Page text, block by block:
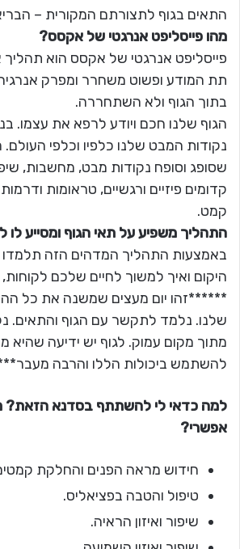
התאים בגוף לתצורתם המקורית –
מהו פייסליפט אנרגטי של אקסס?
פייסליפט אנרגטי של אקסס הוא
תת המודע ופשוט משחרר ומפרק
בתוך הגוף ולא השתחררה.
הגוף שלנו חכם ויודע לרפא את עצמו.
נקודות המבט שלנו כלפיו וכלפי העולם.
שסופג וסופח נקודות מבט, מחשבות,
קדומים פיזיים ורגשיים, טראומות
קמט.
התהליך משפיע על תאי הגוף ומסייע
באמצעות התהליך המדהים הזה
היקום ואיך למשוך לחיים שלכם לקוחות,
******זהו יום מעצים שמשנה את כל
שלנו. נלמד לתקשר עם הגוף והתאים.
מתוך מקום עמוק. לגוף יש ידיעה שהיא
להשתמש ביכולות הללו והרבה
למה כדאי לי להשתתף בסדנא הזאת?
אפשרי?
חידוש מראה הפנים והחלקת
טיפול והטבה בפציאליס.
שיפור ואיזון הראיה.